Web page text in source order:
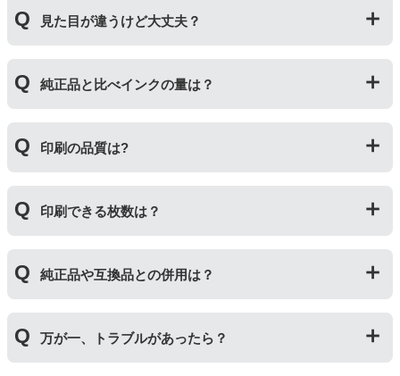
いる互換品です。サードパーティ製や社外品などとも言
われます。開発コストが低いため純正品よりも安価でご
見た目が違うけど大丈夫？
いる互換品です。プリンターに適合するように作られて
いますが、一部特許回避を目的に形状をあえて変更して
ご安心ください。
純正品と比べインクの量は？
インク量が入っており、純正インクと同等量の印刷がで
きます。（インクが純正品より多く入っていても、必ず
ん。）
印刷の品質は?
の順です。
したブログ記事がございますのでよろしければご覧くだ
純正インク・互換インク・詰め替えインクの違い【まと
め】
印刷できる枚数は？
インク量が入っており、純正インクと同等量の印刷がで
きます。（インクが純正品より多く入っていても、必ず
ん。）印刷枚数についてはご使用環境により大きく左右
純正品や互換品との併用は？
併用してご使用いただけます。（例：よく使うブラック
は互換インク、他の色は純正インクを使う等）ただし、
万が一、トラブルがあったら？